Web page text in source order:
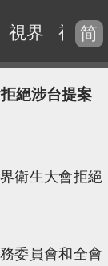
視界 視頻
简
絕涉台提案
衛生大會拒絕
委員會和全會